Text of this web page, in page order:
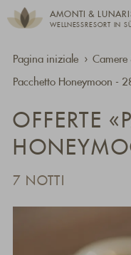
AMONTI &
WELLNESSRESORT IN
Pagina iniziale Camere
Pacchetto Honeymoon -
OFFERTE
7 NOTTI